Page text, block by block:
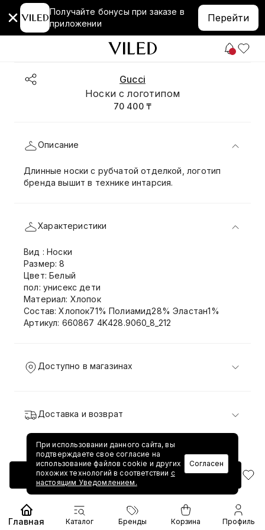
Получайте бонусы при заказе в
приложении
Перейти
Gucci
Носки с логотипом
70 400 ₸
Добавить в корзину
Описание
Длинные носки с рубчатой отделкой, логотип
бренда вышит в технике интарсия.
Характеристики
Вид : Носки
Размер: 8
Цвет: Белый
пол: унисекс дети
Материал: Хлопок
Состав: Хлопок71% Полиамид28% Эластан1%
Артикул: 660867 4K428.9060_8_212
Доступно в магазинах
Доставка и возврат
При использовании данного сайта, вы
подтверждаете свое согласие на
использование файлов cookie и других
похожих технологий в соответствии с
настоящим Уведомлением.
Согласен
Главная Каталог Бренды Корзина Профиль